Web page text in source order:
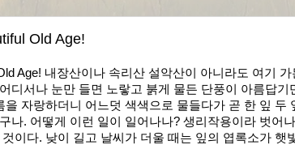
Old Age!
Age! 내장산이나 속리산 설악산이 아니라도 여기 가
디서나 눈만 들면 노랗고 붉게 물든 단풍이 아름답기
자랑하더니 어느덧 색색으로 물들다가 곧 한 잎 두
나. 어떻게 이런 일이 일어나나? 생리작용이라 벗어나
이다. 낮이 길고 날씨가 더울 때는 잎의 엽록소가 햇